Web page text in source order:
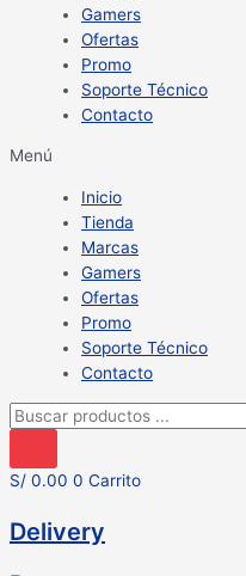
Gamers
Ofertas
Promo
Soporte Técnico
Contacto
Menú
Inicio
Tienda
Marcas
Gamers
Ofertas
Promo
Soporte Técnico
Contacto
Búsqueda
productos
S/ 0.00 0 Carrito
Delivery